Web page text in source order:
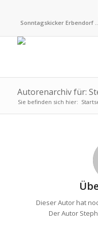
Sonntagskicker Erbendorf
Autorenarchiv für:
Sie befinden sich hier:
Dieser Autor hat
Der Autor